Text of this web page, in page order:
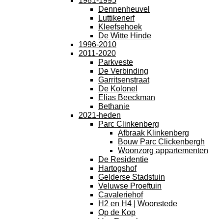
Dennenheuvel
Luttikenerf
Kleefsehoek
De Witte Hinde
1996-2010
2011-2020
Parkveste
De Verbinding
Garritsenstraat
De Kolonel
Elias Beeckman
Bethanie
2021-heden
Parc Clinkenberg
Afbraak Klinkenberg
Bouw Parc Clickenbergh
Woonzorg appartementen
De Residentie
Hartogshof
Gelderse Stadstuin
Veluwse Proeftuin
Cavaleriehof
H2 en H4 | Woonstede
Op de Kop